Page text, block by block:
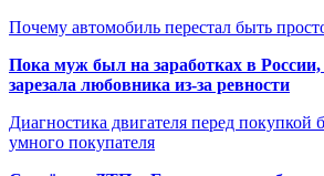
Почему автомобиль перестал быть
Пока муж был на заработках в
зарезала любовника из-за ревности
Диагностика двигателя перед покупкой
умного покупателя